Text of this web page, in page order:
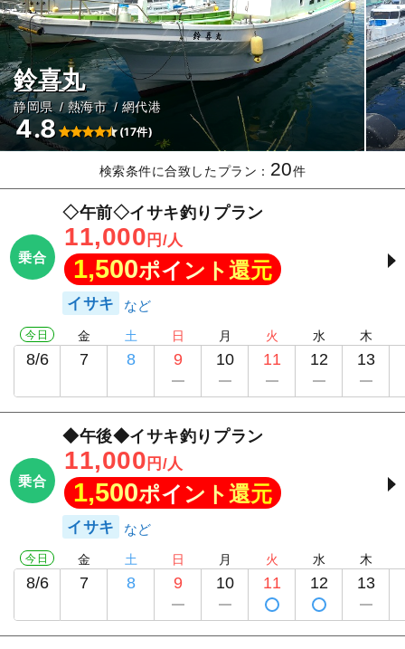
鈴喜丸
静岡県 熱海市 網代港
4.8 (17件)
検索条件に合致したプラン： 20件
乗合
◇午前◇イサキ釣りプラン
11,000 円/人
1,500ポイント還元
イサキ
今日
8/6
金
7
土
8
日
9
月
10
火
11
水
12
木
13
乗合
◆午後◆イサキ釣りプラン
11,000 円/人
1,500ポイント還元
イサキ
今日
8/6
金
7
土
8
日
9
月
10
火
11
水
12
木
13